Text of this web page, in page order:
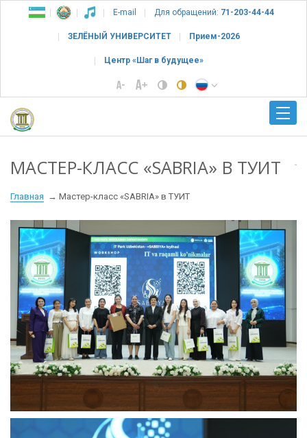
E-mail Для обращений: 71-203-44-44
ЗЕЛЁНЫЙ УНИВЕРСИТЕТ Прием-2026
Центр «Шаг в будущее»
МАСТЕР-КЛАСС «SABRIA» В ТУИТ
Главная Мастер-класс «SABRIA» в ТУИТ